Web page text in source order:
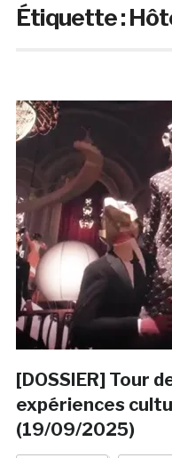
Étiquette :
[DOSSIER] Tour
expériences
(19/09/2025)